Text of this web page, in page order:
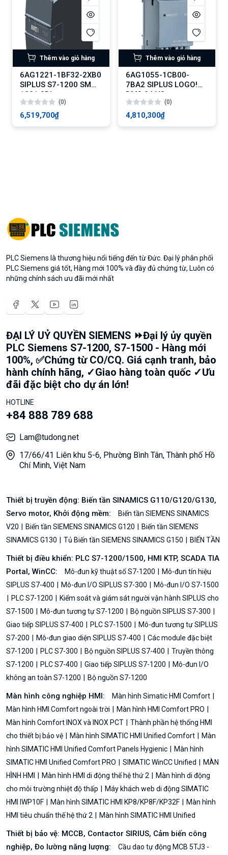
Thêm vào giỏ hàng
6AG1221-1BF32-2XB0
SIPLUS S7-1200 SM
1221 8DI
(0)
6,519,700₫
Thêm vào giỏ hàng
6AG1055-1CB00-
7BA2 SIPLUS LOGO!
DM8 24 V8
(0)
4,810,300₫
PLC Siemens là thương hiệu nổi tiếng đến từ Đức. Đại lý phân phối
PLC Siemens giá tốt, Hàng mới 100% và đầy đủ chứng từ, Luôn có
những chính sách ưu đãi mới nhất
ĐẠI LÝ UỶ QUYỀN SIEMENS ⏩Đại lý ủy quyền
PLC Siemens S7-1200, S7-1500 - Hàng mới
100%, ✅Chứng từ CO/CQ. Giá cạnh tranh, bảo
hành chính hãng, ✓Giao hàng toàn quốc ✓Ưu
đãi đặc biệt cho dự án lớn!
HOTLINE
+84 888 789 688
Lam@tudong.net
17/66/41 Liên khu 5-6, Phường Bình Tân, Thành phố Hồ
Chí Minh, Việt Nam
Thiết bị truyền động: Biến tần SINAMICS G110/G120/G130,
Servo motor, Khởi động mềm:
Biến tần SIEMENS SINAMICS
V20
Biến tần SIEMENS SINAMICS G120
Biến tần SIEMENS
SINAMICS G130
Tủ Biến tần SIEMENS SINAMICS G150 BIẾN TẦN
Thiết bị điều khiển: PLC S7-1200/1500, HMI KTP, SCADA TIA
Portal, WinCC:
Mô-đun kỹ thuật số S7-1200
Mô-đun tín hiệu
SIPLUS S7-400
Mô-đun I/O SIPLUS S7-300
Mô-đun I/O S7-1500
PLC S7-1200
Kiểm soát và giám sát người vận hành SIPLUS cho
S7-1500
Mô-đun tương tự S7-1200
Bộ nguồn SIPLUS S7-300
Giao tiếp SIPLUS S7-400
PLC S7-1500
Mô-đun tương tự SIPLUS
S7-200
Mô-đun giao diện SIPLUS S7-400
Các module đặc biệt
S7-1200
PLC S7-300 Bộ nguồn SIPLUS S7-400
Truyền thông
S7-1200
PLC S7-400 Giao tiếp SIPLUS S7-1200
Mô-đun I/O
không an toàn S7-1200
Bộ nguồn S7-1200
Màn hình công nghiệp HMI:
Màn hình Simatic HMI Comfort
Màn hình HMI Comfort ngoài trời
Màn hình HMI Comfort PRO
Màn hình Comfort INOX và INOX PCT
Thành phần hệ thống HMI
cho thiết bị bảo vệ
Màn hình SIMATIC HMI Unified Comfort
Màn
hình SIMATIC HMI Unified Comfort Panels Hygienic
Màn hình
SIMATIC HMI Unified Comfort PRO
SIMATIC WinCC Unified
MÀN
HÌNH HMI
Màn hình HMI di động thế hệ thứ 2
Màn hình di động
cho môi trường nhiệt độ thấp
Máy khách web di động SIMATIC
HMI IWP10F
Màn hình SIMATIC HMI KP8/KP8F/KP32F
Màn hình
HMI tiêu chuẩn thế hệ thứ 2
Màn hình SIMATIC HMI Unified
Thiết bị bảo vệ: MCCB, Contactor SIRIUS, Cảm biến công
nghiệp, Đo lường năng lượng:
Cầu dao tự động MCB 5TJ3 -